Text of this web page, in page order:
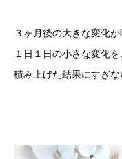
３ヶ月後の大きな変化が
１日１日の小さな変化を
積み上げた結果にすぎ